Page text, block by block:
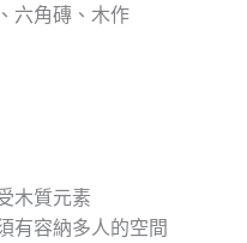
六角磚、木作
木質元素
有容納多人的空間